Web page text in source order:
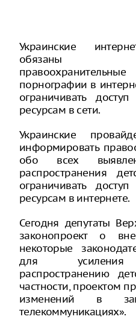
Украинские
обязаны
порнографии в
ограничивать
ресурсам в сети.
Украинские
информировать
обо всех
распространения
ограничивать
ресурсам в интернете.
Сегодня депутаты
законопроект о
некоторые
для усиления
распространению
частности, проектом
изменений в
телекоммуникациях».